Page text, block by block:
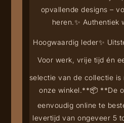
opvallende designs –
heren.✨ Authentiek
Hoogwaardig leder✨
Voor werk, vrije tijd én
selectie van de collectie is
onze winkel.**📦 **De
eenvoudig online te
levertijd van ongeveer 5